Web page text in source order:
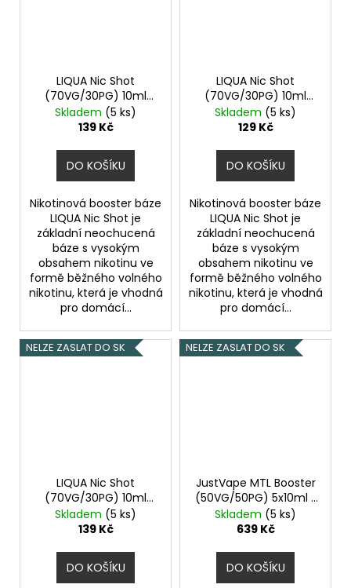
LIQUA Nic Shot
(70VG/30PG) 10ml
15mg
Skladem (5 ks)
139 Kč
DO KOŠÍKU
Nikotinová booster báze
LIQUA Nic Shot je
základní neochucená
báze s vysokým
obsahem nikotinu ve
formě běžného volného
nikotinu, která je vhodná
pro domácí...
LIQUA Nic Shot
(70VG/30PG) 10ml
10mg
Skladem (5 ks)
129 Kč
DO KOŠÍKU
Nikotinová booster báze
LIQUA Nic Shot je
základní neochucená
báze s vysokým
obsahem nikotinu ve
formě běžného volného
nikotinu, která je vhodná
pro domácí...
NELZE ZASLAT DO SK
LIQUA Nic Shot
(70VG/30PG) 10ml
20mg
Skladem (5 ks)
139 Kč
DO KOŠÍKU
NELZE ZASLAT DO SK
JustVape MTL Booster
(50VG/50PG) 5x10ml /
18mg 18mg
Skladem (5 ks)
639 Kč
DO KOŠÍKU